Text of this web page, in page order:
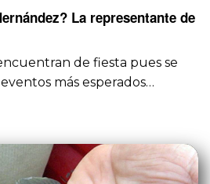
La representante de
de fiesta pues se
más esperados…